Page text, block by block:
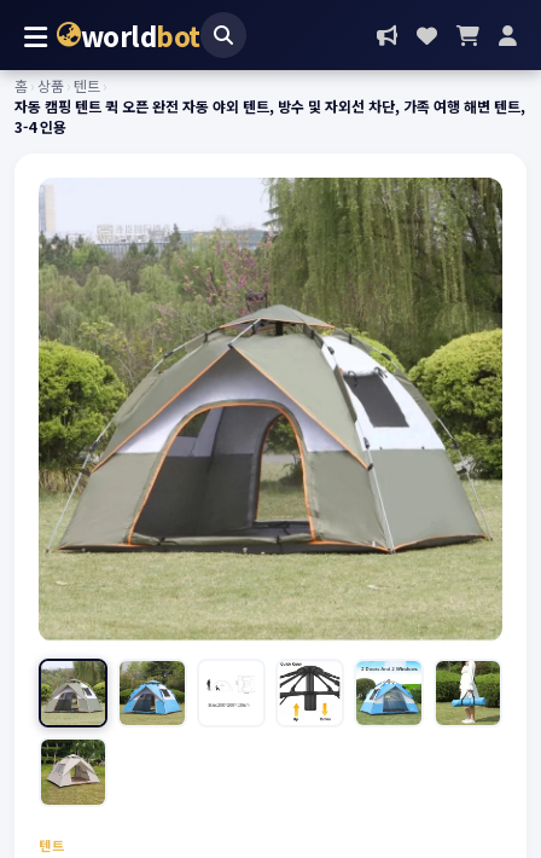
worldbot
홈›상품›텐트 ›
자동 캠핑 텐트 퀵 오픈 완전 자동 야외 텐트, 방수 및 자외선 차단, 가족 여행 해변 텐트,
3-4 인용
텐트